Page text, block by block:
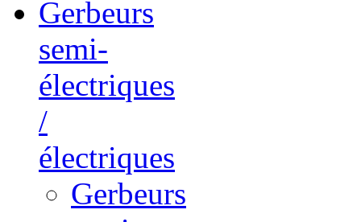
Gerbeurs
semi-
électriques
/
électriques
Gerbeurs